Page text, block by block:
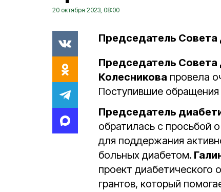
20 октября 2023, 08:00
Председатель Совета
Председатель Совета
Колесникова провела
Поступившие
Председатель
обратилась с просьбой
для поддержания
больных диабетом.
проект диабетического
грантов, который